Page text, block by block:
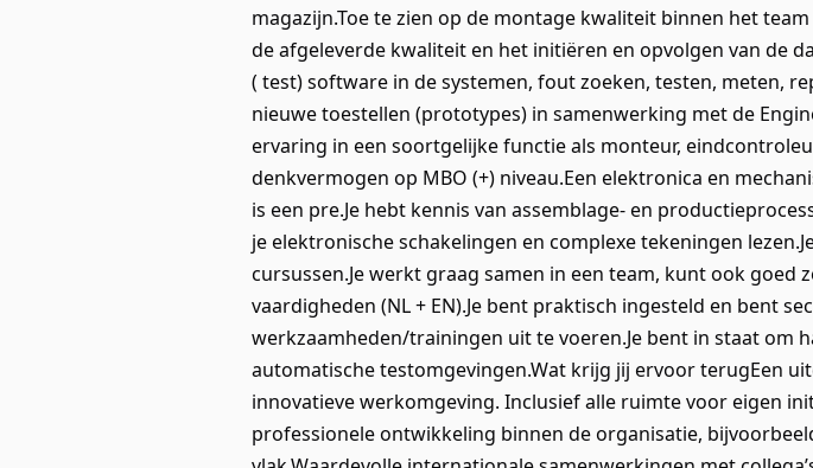
magazijn.Toe te zien op de montage kwaliteit binnen het
de afgeleverde kwaliteit en het initiëren en opvolgen van de
( test) software in de systemen, fout zoeken, testen, meten,
nieuwe toestellen (prototypes) in samenwerking met de
ervaring in een soortgelijke functie als monteur,
denkvermogen op MBO (+) niveau.Een elektronica en
is een pre.Je hebt kennis van assemblage- en
je elektronische schakelingen en complexe tekeningen
cursussen.Je werkt graag samen in een team, kunt ook
vaardigheden (NL + EN).Je bent praktisch ingesteld en bent
werkzaamheden/trainingen uit te voeren.Je bent in staat om
automatische testomgevingen.Wat krijg jij ervoor terugEen
innovatieve werkomgeving. Inclusief alle ruimte voor eigen
professionele ontwikkeling binnen de organisatie,